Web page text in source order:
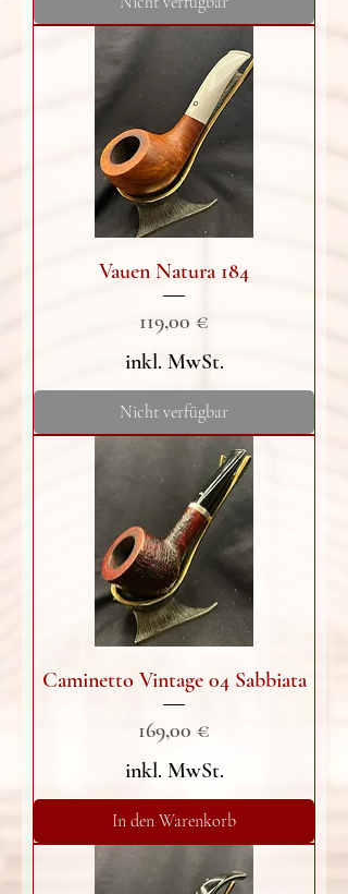
Vauen Natura 184
Preis
119,00 €
inkl. MwSt.
Nicht verfügbar
Caminetto Vintage 04 Sabbiata
Preis
169,00 €
inkl. MwSt.
In den Warenkorb